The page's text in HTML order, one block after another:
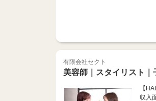
有限会社セクト
美容師｜スタイリスト
【
収入